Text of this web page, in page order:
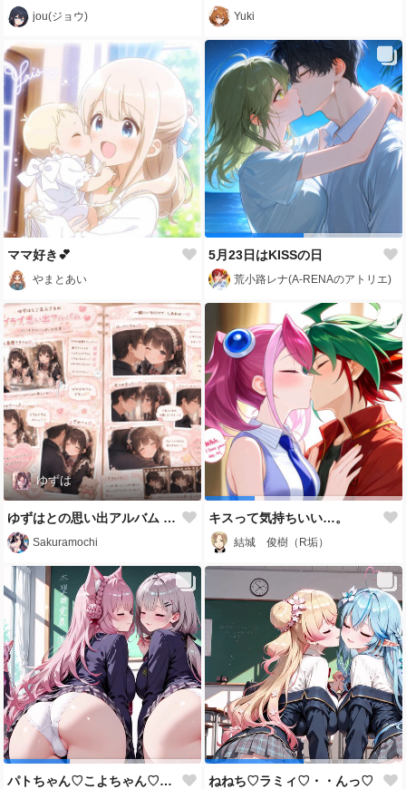
jou(ジョウ) Yuki
ママ好き💕
やまとあい
5月23日はKISSの日
荒小路レナ(A-RENAのアトリエ)
ゆずは
ゆずはとの思い出アルバム -ほっぺにちゅっ♡-
Sakuramochi
キスって気持ちいい…。
結城 俊樹（R垢）
パトちゃん♡こよちゃん♡・・ちゅっ♡ ねねち♡ラミィ♡・・んっ♡